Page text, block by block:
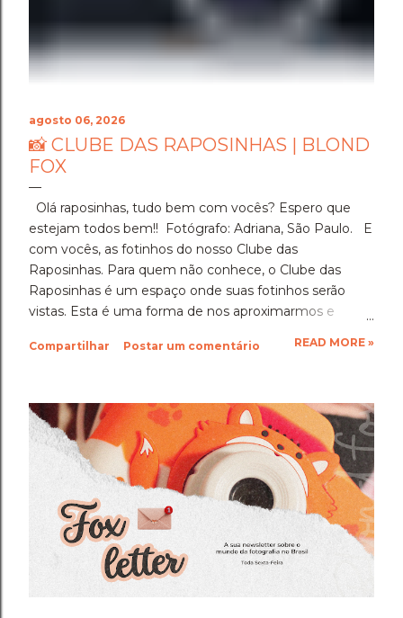
agosto 06, 2026
📸 CLUBE DAS RAPOSINHAS | BLOND
FOX
Olá raposinhas, tudo bem com vocês? Espero que
estejam todos bem!! Fotógrafo: Adriana, São Paulo. E
com vocês, as fotinhos do nosso Clube das
Raposinhas. Para quem não conhece, o Clube das
Raposinhas é um espaço onde suas fotinhos serão
vistas. Esta é uma forma de nos aproximarmos e
basta enviar suas fotinhos para o nosso e-mail
onde você é, e se preferir, contar um pouquinho sobre
suas fotinhos. Fique a vontade! Ficarei muito feliz de
recebê-las. Eu espero as suas obras de arte, ein?!
Beijos da raposa e até a próxima!!
Compartilhar Postar um comentário READ MORE »